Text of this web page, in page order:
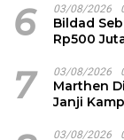
6 03/08/2026
Bildad
Rp500
7 03/08/2026
Marthen
Janji
03/08/2026